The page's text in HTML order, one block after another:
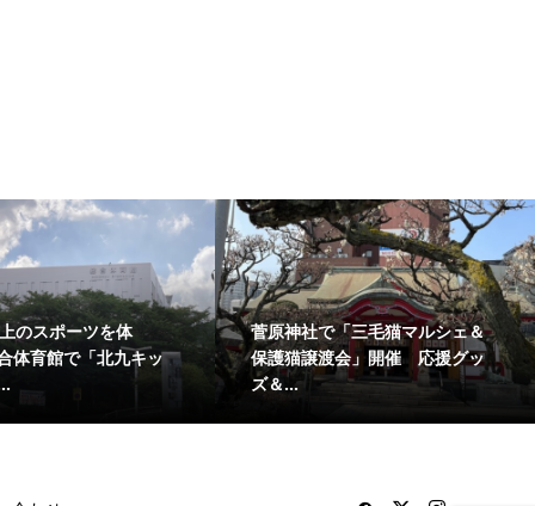
菅原神社で「三毛猫マルシェ＆
保護猫譲渡会」開催 応援グッ
ズ＆...
＜あの日八幡で何が起こっ
か＞ 小伊藤山公園で「八
襲 ...